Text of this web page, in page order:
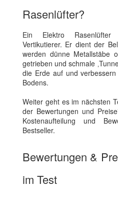
Rasenlüfter?
Ein Elektro
Vertikutierer. Er dient der
werden dünne Metallstäbe
getrieben und schmale
die Erde auf und
Bodens.
Weiter geht es im nächsten
der Bewertungen und
Kostenaufteilung und
Bestseller.
Bewertungen &
im Test